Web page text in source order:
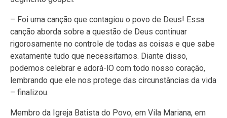
– Foi uma canção que contagiou o povo de Deus! Essa
canção aborda sobre a questão de Deus continuar
rigorosamente no controle de todas as coisas e que sabe
exatamente tudo que necessitamos. Diante disso,
podemos celebrar e adorá-lO com todo nosso coração,
lembrando que ele nos protege das circunstâncias da vida
– finalizou.
Membro da Igreja Batista do Povo, em Vila Mariana, em